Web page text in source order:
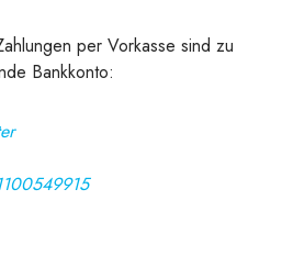
per Vorkasse sind zu
Bankkonto: